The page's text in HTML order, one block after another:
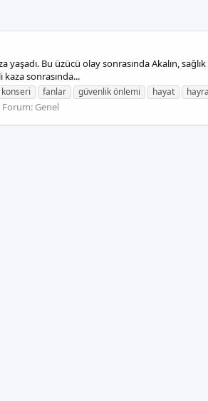
yaşadı. Bu üzücü olay sonrasında Akalın,
kaza sonrasında...
fanlar güvenlik önlemi hayat
Forum: Genel